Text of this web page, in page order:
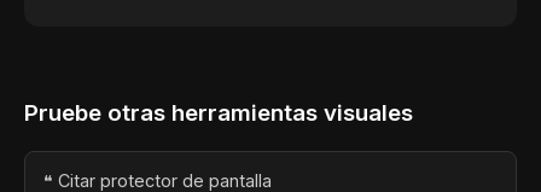
Pruebe otras herramientas visuales
❝ Citar protector de pantalla